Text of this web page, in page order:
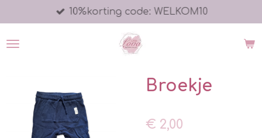
direct
naar
10%korting code: WELKOM10
Broekje
€ 2,00